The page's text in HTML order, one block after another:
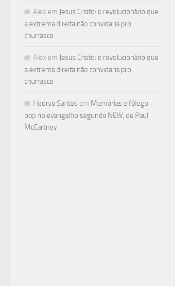
Alex em Jesus Cristo: o revolucionário que
a extrema direita não convidaria pro
churrasco
Alex em Jesus Cristo: o revolucionário que
a extrema direita não convidaria pro
churrasco
Hedryo Santos em Memórias e fôlego
pop no evangelho segundo NEW, de Paul
McCartney